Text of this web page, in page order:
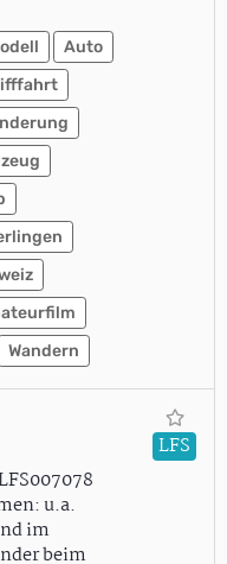
Auto
Wandern
u.a.
im
beim
LFS